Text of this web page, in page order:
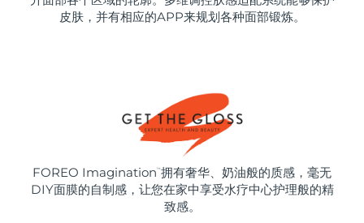
皮肤，并有相应的APP来规划各种面部锻炼。
FOREO Imagination ™ 拥有奢华、奶油般的质感，毫无
DIY面膜的自制感，让您在家中享受水疗中心护理般的精
致感。